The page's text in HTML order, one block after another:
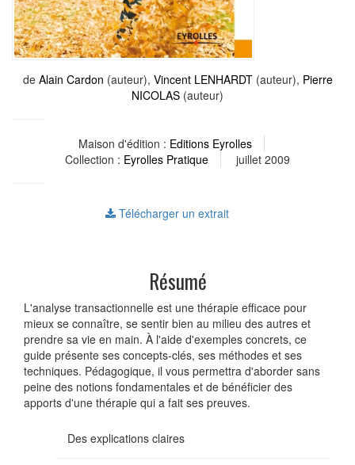
de Alain Cardon (auteur), Vincent LENHARDT(auteur), Pierre
NICOLAS (auteur)
Maison d'édition : Editions Eyrolles
Collection : Eyrolles Pratique juillet 2009
Télécharger un extrait
Résumé
L'analyse transactionnelle est une thérapie efficace pour
mieux se connaître, se sentir bien au milieu des autres et
prendre sa vie en main. À l'aide d'exemples concrets, ce
guide présente ses concepts-clés, ses méthodes et ses
techniques. Pédagogique, il vous permettra d'aborder sans
peine des notions fondamentales et de bénéficier des
apports d'une thérapie qui a fait ses preuves.
Des explications claires